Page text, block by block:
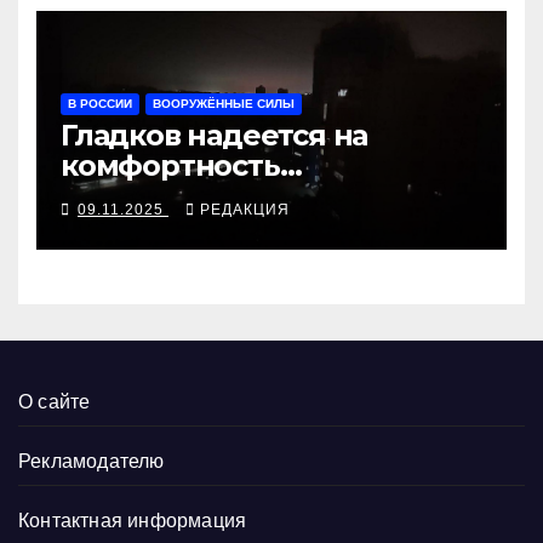
В РОССИИ ВООРУЖЁННЫЕ СИЛЫ
Гладков надеется на
комфортность
белгородского блэкаута
09.11.2025 РЕДАКЦИЯ
О сайте
Рекламодателю
Контактная информация